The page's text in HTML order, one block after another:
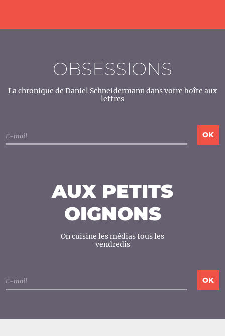
OBSESSIONS
La chronique de Daniel Schneidermann dans votre boîte aux
lettres
AUX PETITS
OIGNONS
On cuisine les médias tous les
vendredis